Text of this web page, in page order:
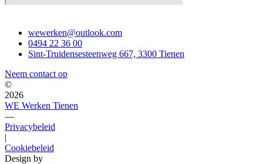
wewerken@outlook.com
0494 22 36 00
Sint-Truidensesteenweg 667, 3300 Tienen
Neem contact op
©
2026
WE Werken Tienen
—
Privacybeleid
|
Cookiebeleid
Design by